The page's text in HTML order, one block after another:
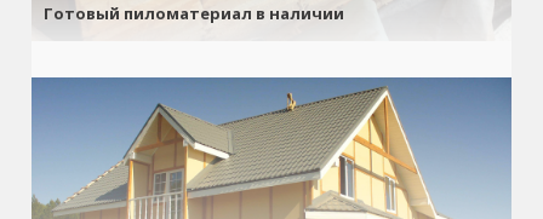
Готовый пиломатериал в наличии